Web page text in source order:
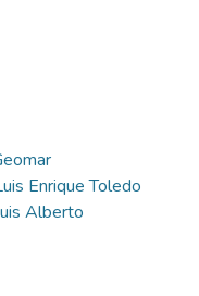
Enrique Toledo
Alberto